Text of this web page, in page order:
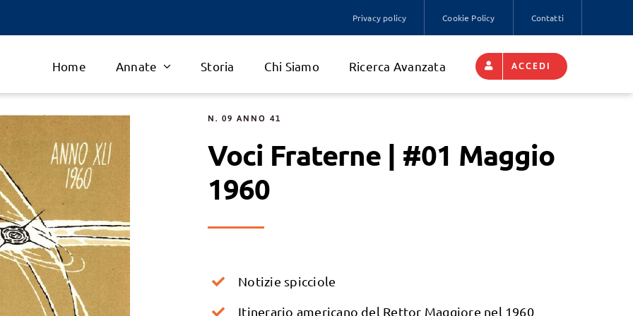
Privacy policy Cookie Policy Contatti
Home Annate Storia Chi Siamo Ricerca Avanzata ACCEDI
N. 09 ANNO 41
Voci Fraterne | #01 Maggio
1960
Notizie spicciole
Itinerario americano del Rettor Maggiore nel 1960